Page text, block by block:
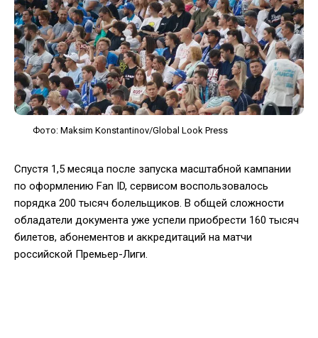
Фото: Maksim Konstantinov/Global Look Press
Спустя 1,5 месяца после запуска масштабной кампании
по оформлению Fan ID, сервисом воспользовалось
порядка 200 тысяч болельщиков. В общей сложности
обладатели документа уже успели приобрести 160 тысяч
билетов, абонементов и аккредитаций на матчи
российской Премьер-Лиги.